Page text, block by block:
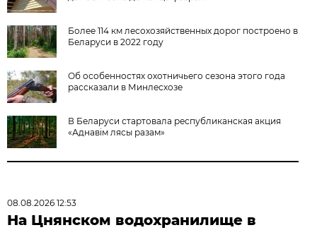
Более 114 км лесохозяйственных дорог построено в
Беларуси в 2022 году
Об особенностях охотничьего сезона этого года
рассказали в Минлесхозе
В Беларуси стартовала республиканская акция
«Аднавiм лясы разам»
08.08.2026 12:53
На Цнянском водохранилище в